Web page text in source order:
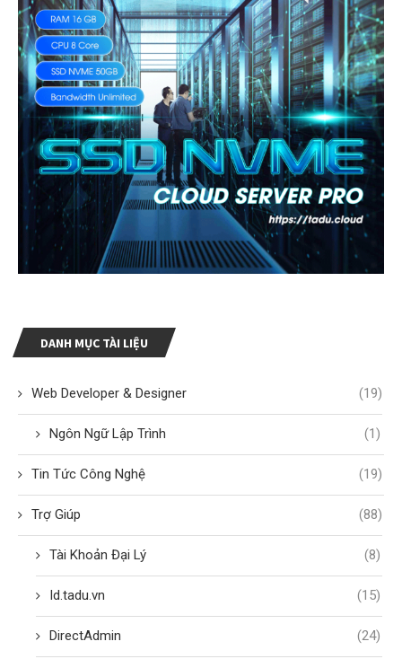
DANH MỤC TÀI LIỆU
Web Developer & Designer (19)
Ngôn Ngữ Lập Trình (1)
Tin Tức Công Nghệ (19)
Trợ Giúp (88)
Tài Khoản Đại Lý (8)
Id.tadu.vn (15)
DirectAdmin (24)